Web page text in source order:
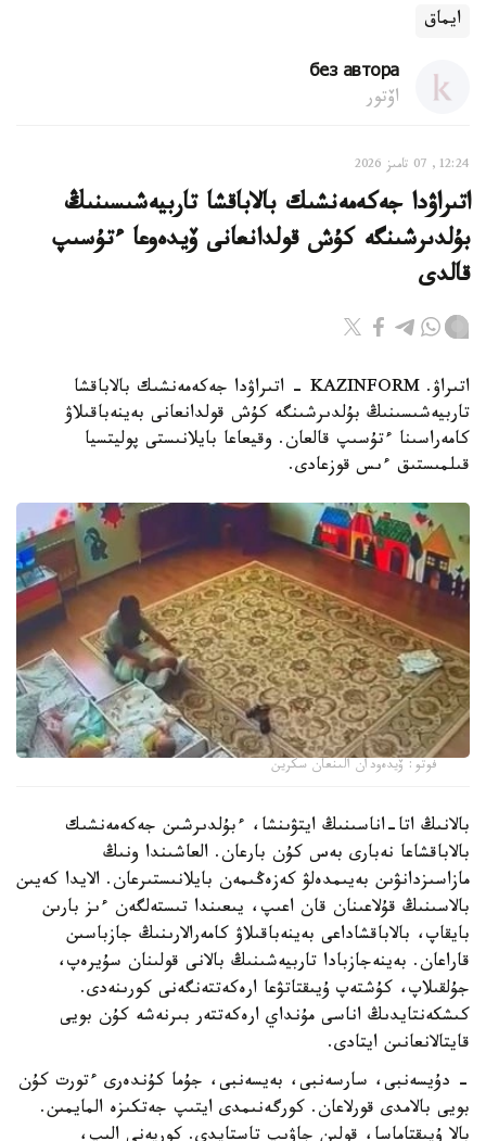
ايماق
без автора
اۆتور
12:24, 07 تامىز 2026
اتىراۋدا جەكەمەنشىك بالاباقشا تاربيەشىسىنىڭ
بۇلدىرشىنگە كۇش قولدانعانى ۆيدەوعا ءتۇسىپ
قالدى
اتىراۋ. KAZINFORM - اتىراۋدا جەكەمەنشىك بالاباقشا
تاربيەشىسىنىڭ بۇلدىرشىنگە كۇش قولدانعانى بەينەباقىلاۋ
كامەراسىنا ءتۇسىپ قالعان. وقيعاعا بايلانىستى پوليتسيا
قىلمىستىق ءىس قوزعادى.
فوتو: ۆيدەودان الىنعان سكرين
بالانىڭ اتا-اناسىنىڭ ايتۋىنشا، ءبۇلدىرشىن جەكەمەنشىك
بالاباقشاعا نەبارى بەس كۇن بارعان. العاشىندا ونىڭ
مازاسىزدانۋىن بەيىمدەلۋ كەزەڭىمەن بايلانىستىرعان. الايدا كەيىن
بالاسىنىڭ قۇلاعىنان قان اعىپ، يىعىندا تىستەلگەن ءىز بارىن
بايقاپ، بالاباقشاداعى بەينەباقىلاۋ كامەرالارىنىڭ جازباسىن
قاراعان. بەينەجازبادا تاربيەشىنىڭ بالانى قولىنان سۇيرەپ،
جۇلقىلاپ، كۇشتەپ ۇيىقتاتۋعا ارەكەتتەنگەنى كورىنەدى.
كىشكەنتايدىڭ اناسى مۇنداي ارەكەتتەر بىرنەشە كۇن بويى
قايتالانعانىن ايتادى.
- دۇيسەنبى، سارسەنبى، بەيسەنبى، جۇما كۇندەرى ءتورت كۇن
بويى بالامدى قورلاعان. كورگەنىمدى ايتىپ جەتكىزە المايمىن.